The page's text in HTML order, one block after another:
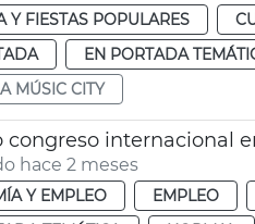
Y FIESTAS POPULARES
EN PORTADA
MÚSIC CITY
congreso internacional
hace 2 meses
Y EMPLEO EMPLEO